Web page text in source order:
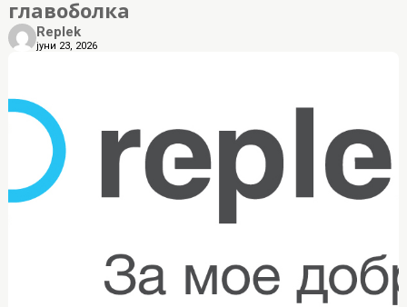
главоболка
Replek
јуни 23, 2026